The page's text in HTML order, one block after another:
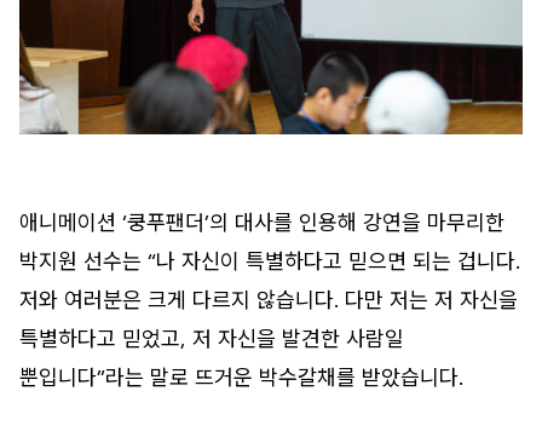
애니메이션 ‘쿵푸팬더’의 대사를 인용해 강연을 마무리한
박지원 선수는 “나 자신이 특별하다고 믿으면 되는 겁니다.
저와 여러분은 크게 다르지 않습니다. 다만 저는 저 자신을
특별하다고 믿었고, 저 자신을 발견한 사람일
뿐입니다”라는 말로 뜨거운 박수갈채를 받았습니다.